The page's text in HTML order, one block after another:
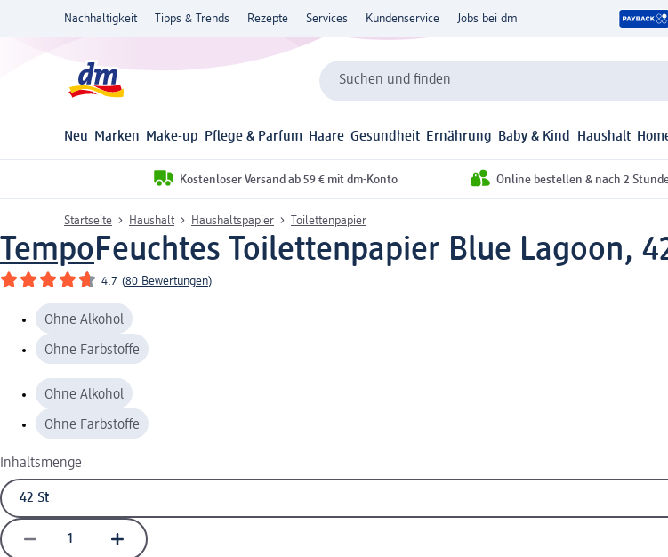
Nachhaltigkeit Tipps & Trends Rezepte Services Kundenservice Jobs bei dm
Suchen und finden
Neu Marken Make-up Pflege & Parfum Haare Gesundheit Ernährung Baby & Kind Haushalt
Kostenloser Versand ab 59 € mit dm-Konto Online bestellen & nach 2
Startseite Haushalt Haushaltspapier Toilettenpapier
TempoFeuchtes Toilettenpapier Blue Lagoon,
4.7 (80 Bewertungen)
Ohne Alkohol
Ohne Farbstoffe
Ohne Alkohol
Ohne Farbstoffe
Inhaltsmenge